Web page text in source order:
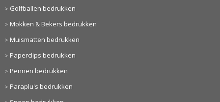
Golfballen bedrukken
Mokken & Bekers bedrukken
Muismatten bedrukken
Paperclips bedrukken
Pennen bedrukken
Paraplu's bedrukken